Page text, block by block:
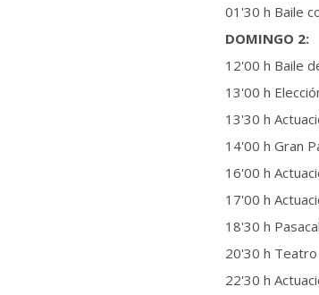
01'30 h Baile
DOMINGO 2:
12'00 h Baile
13'00 h
13'30 h
14'00 h Gran
16'00 h
17'00 h
18'30 h
20'30 h Teatro
22'30 h